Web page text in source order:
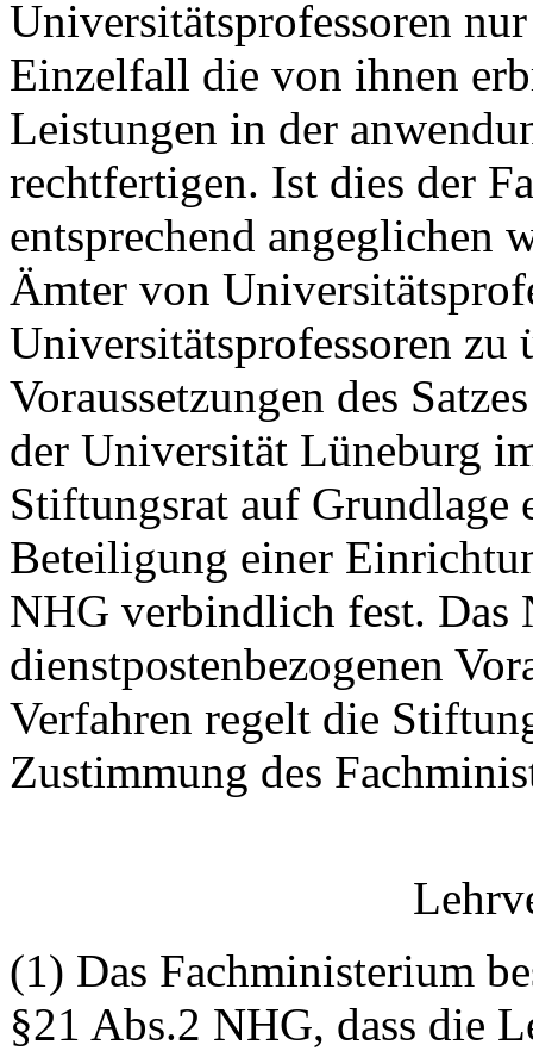
Universitätsprofessoren
Einzelfall die von ihnen
Leistungen in der
rechtfertigen. Ist dies der
entsprechend angeglichen
Ämter von
Universitätsprofessoren zu
Voraussetzungen des
der Universität Lüneburg
Stiftungsrat auf Grundlage
Beteiligung einer
NHG verbindlich fest. Das
dienstpostenbezogenen
Verfahren regelt die
Zustimmung des
(1) Das Fachministerium
§21 Abs.2 NHG, dass die